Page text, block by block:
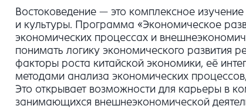
Востоковедение — это комплексное
и культуры. Программа «Экономическое
экономических процессах и
понимать логику экономического развития
факторы роста китайской экономики, её
методами анализа экономических
Это открывает возможности для карьеры в
занимающихся внешнеэкономической